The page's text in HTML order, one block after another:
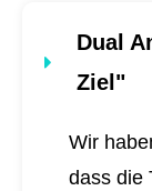
Dual
Ziel"
Wir
dass die